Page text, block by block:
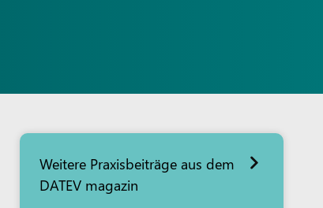
Weitere Praxisbeiträge aus dem
DATEV magazin